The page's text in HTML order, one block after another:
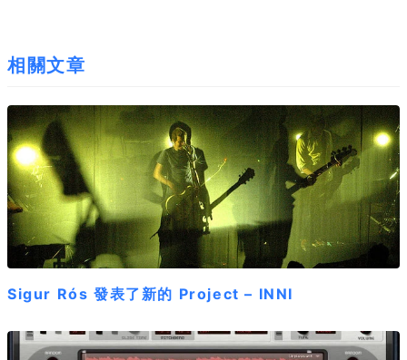
相關文章
Sigur Rós 發表了新的 Project – INNI